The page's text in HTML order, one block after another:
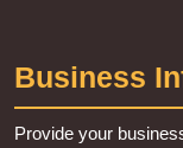
Business
Provide your